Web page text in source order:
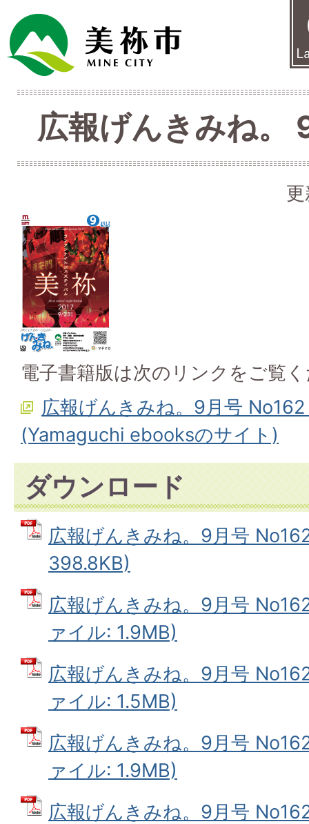
広報げんきみね。
電子書籍版は次のリンクをご覧
広報げんきみね。9月号
(Yamaguchi ebooksのサイト)
ダウンロード
広報げんきみね。9月号
398.8KB)
広報げんきみね。9月号
ァイル: 1.9MB)
広報げんきみね。9月号
ァイル: 1.5MB)
広報げんきみね。9月号
ァイル: 1.9MB)
広報げんきみね。9月号